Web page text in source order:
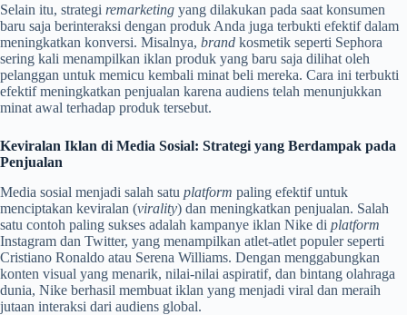
Selain itu, strategi remarketing yang dilakukan pada saat konsumen
baru saja berinteraksi dengan produk Anda juga terbukti efektif dalam
meningkatkan konversi. Misalnya, brand kosmetik seperti Sephora
sering kali menampilkan iklan produk yang baru saja dilihat oleh
pelanggan untuk memicu kembali minat beli mereka. Cara ini terbukti
efektif meningkatkan penjualan karena audiens telah menunjukkan
minat awal terhadap produk tersebut.
Keviralan Iklan di Media Sosial: Strategi yang Berdampak pada
Penjualan
Media sosial menjadi salah satu platform paling efektif untuk
menciptakan keviralan (virality) dan meningkatkan penjualan. Salah
satu contoh paling sukses adalah kampanye iklan Nike di platform
Instagram dan Twitter, yang menampilkan atlet-atlet populer seperti
Cristiano Ronaldo atau Serena Williams. Dengan menggabungkan
konten visual yang menarik, nilai-nilai aspiratif, dan bintang olahraga
dunia, Nike berhasil membuat iklan yang menjadi viral dan meraih
jutaan interaksi dari audiens global.